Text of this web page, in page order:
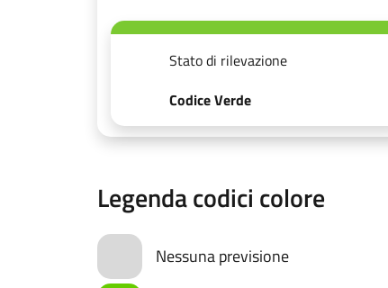
Stato di rilevazione
Codice Verde
Legenda codici colore
Nessuna previsione